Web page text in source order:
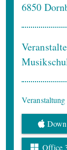
6850
Office